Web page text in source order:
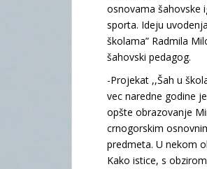
osnovama šahovske
sporta. Ideju
školama” Radmila
šahovski pedagog.
-Projekat ,,Šah u
vec naredne godine
opšte obrazovanje
crnogorskim
predmeta. U nekom
Kako istice, s